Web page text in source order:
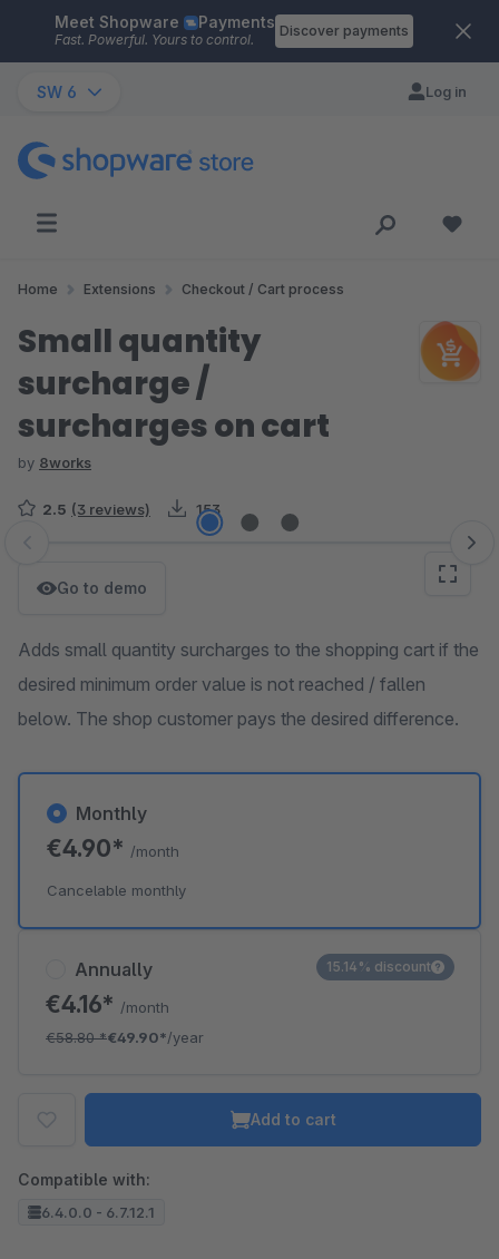
Skip to main content
Meet Shopware Payments
Fast. Powerful. Yours to control.
Discover payments
SW 6 Log in
Home Extensions Checkout / Cart process
Small quantity
surcharge /
surcharges on cart
by 8works
2.5 (3 reviews) 153
Skip image gallery
Go to demo
Adds small quantity surcharges to the shopping cart if the
desired minimum order value is not reached / fallen
below. The shop customer pays the desired difference.
Annually
€4.16* /month
€58.80*€49.90*/year
15.14% discount
Monthly
€4.90* /month
Cancelable monthly
Add to cart
Compatible with:
6.4.0.0 - 6.7.12.1